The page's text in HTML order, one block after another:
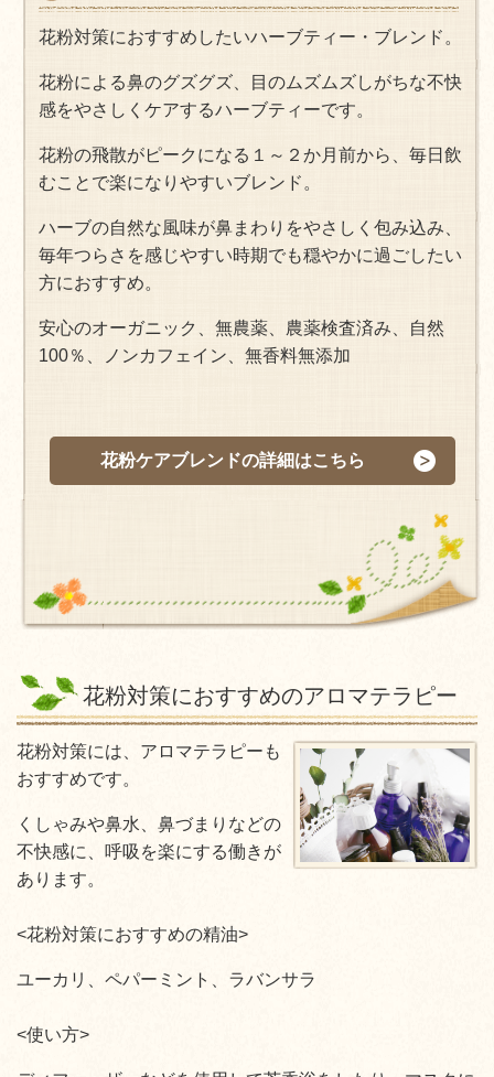
花粉対策におすすめしたいハーブティー・ブレンド。
花粉による鼻のグズグズ、目のムズムズしがちな不快
感をやさしくケアするハーブティーです。
花粉の飛散がピークになる１～２か月前から、毎日飲
むことで楽になりやすいブレンド。
ハーブの自然な風味が鼻まわりをやさしく包み込み、
毎年つらさを感じやすい時期でも穏やかに過ごしたい
方におすすめ。
安心のオーガニック、無農薬、農薬検査済み、自然
100％、ノンカフェイン、無香料無添加
花粉ケアブレンドの詳細はこちら
花粉対策におすすめのアロマテラピー
花粉対策には、アロマテラピーも
おすすめです。
くしゃみや鼻水、鼻づまりなどの
不快感に、呼吸を楽にする働きが
あります。
<花粉対策におすすめの精油>
ユーカリ、ペパーミント、ラバンサラ
<使い方>